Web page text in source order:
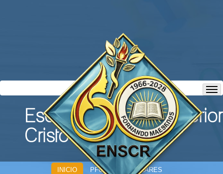
Escuela Normal Superior
Cristo Rey
INICIO PFC CIRCULARES